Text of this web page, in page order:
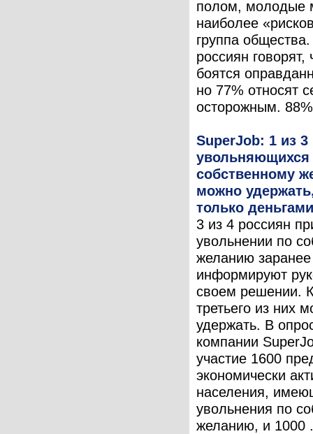
полом, молодые
наиболее
группа
россиян говорят,
боятся
но 77% относят
осторожным.
SuperJob: 1 из 3
увольняющихся
собственному
можно
только деньгами
3 из 4 россиян
увольнении по
желанию заранее
информируют
своем решении.
третьего из них
удержать. В
компании
участие 1600
экономически
населения,
увольнения по
желанию, и 1000